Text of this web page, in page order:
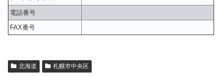
電話番号
FAX番号
北海道 札幌市中央区